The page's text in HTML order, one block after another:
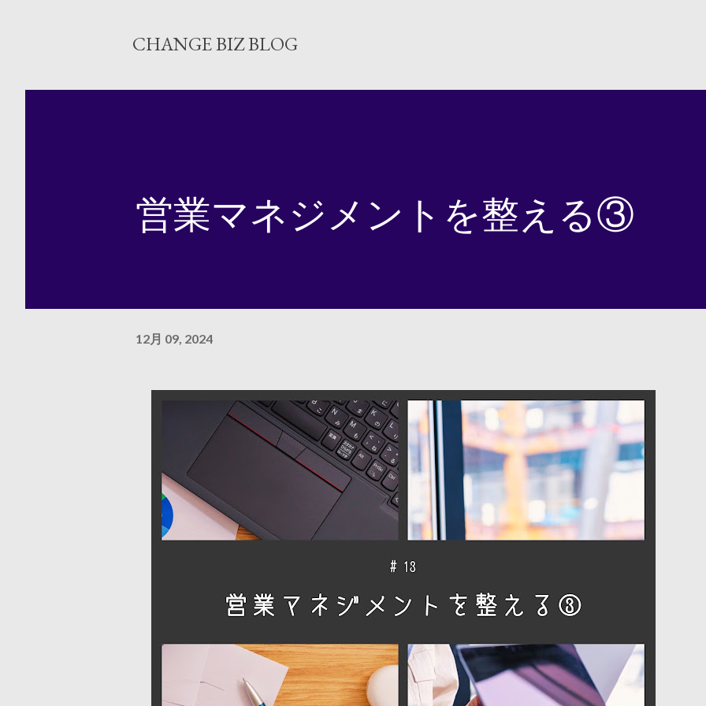
CHANGE BIZ BLOG
営業マネジメントを整える③
12月 09, 2024